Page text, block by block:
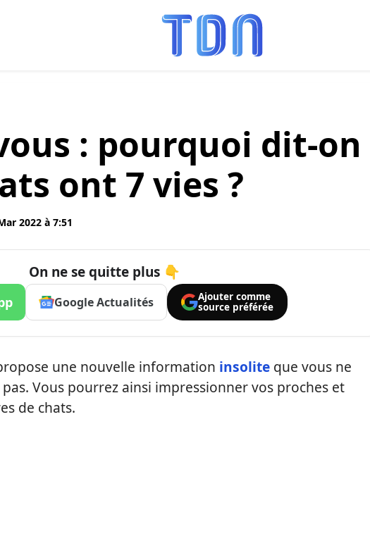
: pourquoi dit-on
ont 7 vies ?
2022 à 7:51
On ne se quitte plus 👇
Google Actualités
Ajouter comme
source préférée
une nouvelle information insolite que vous ne
Vous pourrez ainsi impressionner vos proches et
de chats.